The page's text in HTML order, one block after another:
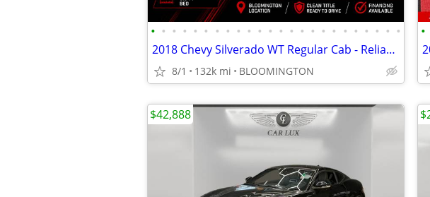
• • • • • • • • • • • • • • • • • • • • • • • •
2018 Chevy Silverado WT Regular Cab - Reliable Work Truck - Auto
8/1 132k mi BLOOMINGTON
•
$42,888